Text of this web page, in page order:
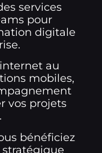
services
pour
digitale
au
mobiles,
vos projets
bénéficiez